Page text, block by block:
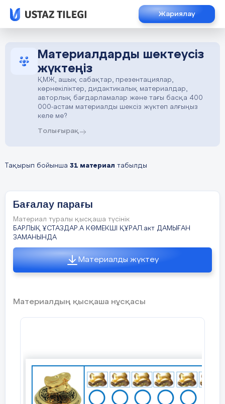
Жариялау
Материалдарды шектеусіз
жүктеңіз
ҚМЖ, ашық сабақтар, презентациялар,
көрнекіліктер, дидактикалық материалдар,
авторлық бағдарламалар және тағы басқа 400
000-астам материалды шексіз жүктеп алғыңыз
келе ме?
Толығырақ
Тақырып бойынша 31 материал табылды
Бағалау парағы
Материал туралы қысқаша түсінік
БАРЛЫҚ ҰСТАЗДАР.А КӨМЕКШІ ҚҰРАЛ.акт ДАМЫҒАН
ЗАМАНЫНДА
Материалды жүктеу
Материалдың қысқаша нұсқасы